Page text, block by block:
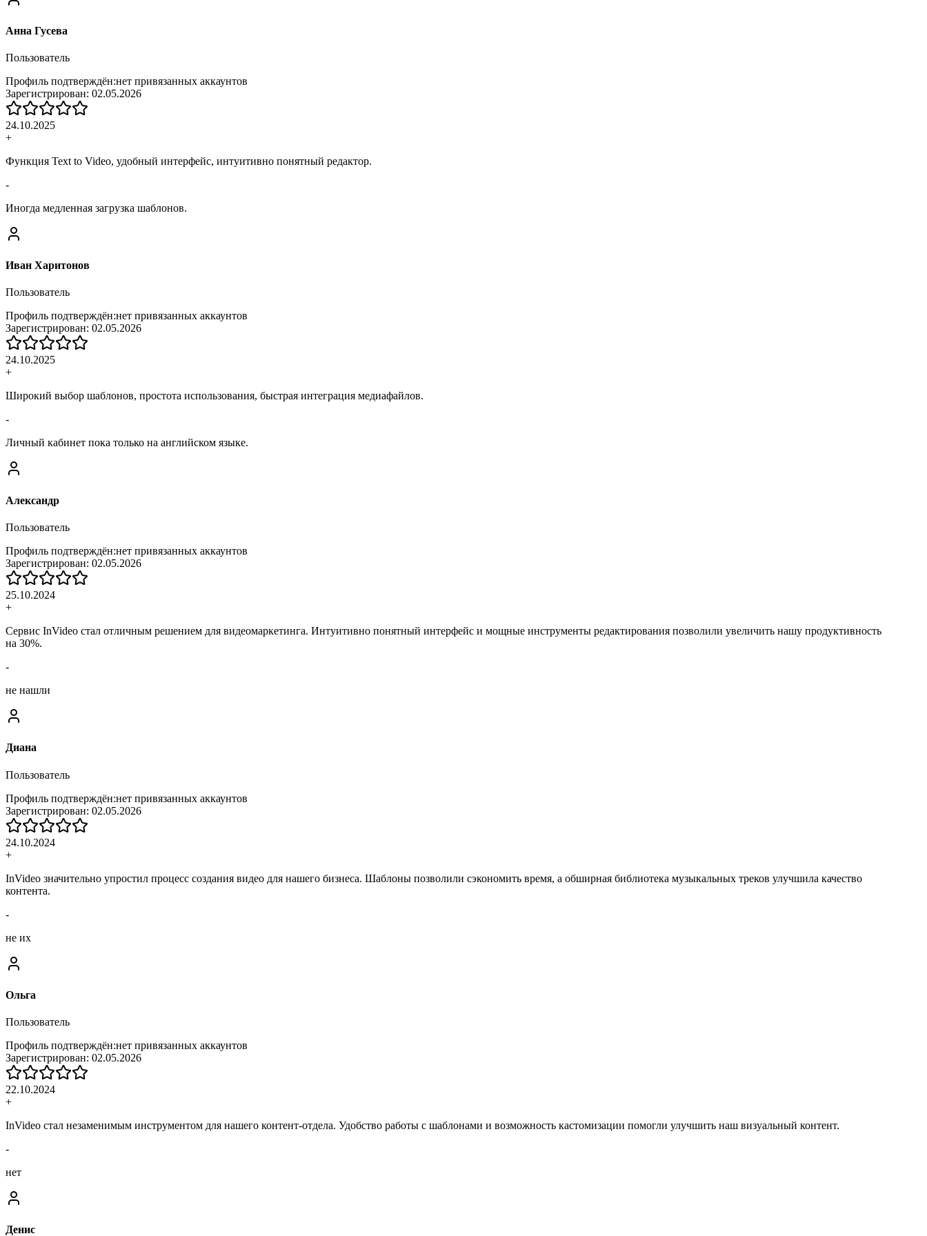
Анна Гусева
Пользователь
Профиль подтверждён:нет привязанных аккаунтов
Зарегистрирован: 02.05.2026
24.10.2025
+
Функция Text to Video, удобный интерфейс, интуитивно понятный редактор.
-
Иногда медленная загрузка шаблонов.
Иван Харитонов
Пользователь
Профиль подтверждён:нет привязанных аккаунтов
Зарегистрирован: 02.05.2026
24.10.2025
+
Широкий выбор шаблонов, простота использования, быстрая интеграция медиафайлов.
-
Личный кабинет пока только на английском языке.
Александр
Пользователь
Профиль подтверждён:нет привязанных аккаунтов
Зарегистрирован: 02.05.2026
25.10.2024
+
Сервис InVideo стал отличным решением для видеомаркетинга. Интуитивно понятный интерфейс и мощные инструменты редактирования позволили увеличить нашу продуктивность
на 30%.
-
не нашли
Диана
Пользователь
Профиль подтверждён:нет привязанных аккаунтов
Зарегистрирован: 02.05.2026
24.10.2024
+
InVideo значительно упростил процесс создания видео для нашего бизнеса. Шаблоны позволили сэкономить время, а обширная библиотека музыкальных треков улучшила качество
контента.
-
не их
Ольга
Пользователь
Профиль подтверждён:нет привязанных аккаунтов
Зарегистрирован: 02.05.2026
22.10.2024
+
InVideo стал незаменимым инструментом для нашего контент-отдела. Удобство работы с шаблонами и возможность кастомизации помогли улучшить наш визуальный контент.
-
нет
Денис